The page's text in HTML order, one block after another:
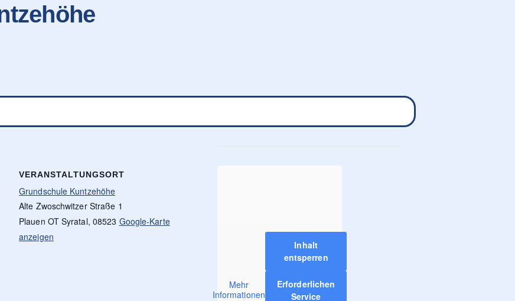
VERANSTALTUNGSORT
Grundschule Kuntzehöhe
Alte Zwoschwitzer Straße 1
Plauen OT Syratal, 08523 Google-Karte
anzeigen
Mehr
Informationen
Inhalt
entsperren
Erforderlichen
Service